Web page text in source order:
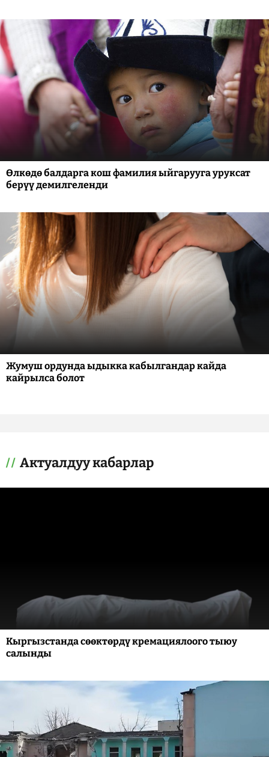
Өлкөдө балдарга кош фамилия ыйгарууга уруксат
берүү демилгеленди
Жумуш ордунда ыдыкка кабылгандар кайда
кайрылса болот
Актуалдуу кабарлар
Кыргызстанда сөөктөрдү кремациялоого тыюу
салынды